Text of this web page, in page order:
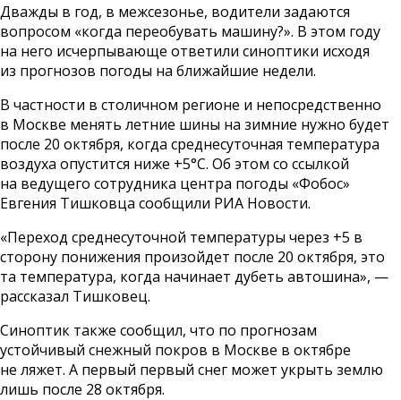
Дважды в год, в межсезонье, водители задаются
вопросом «когда переобувать машину?». В этом году
на него исчерпывающе ответили синоптики исходя
из прогнозов погоды на ближайшие недели.
В частности в столичном регионе и непосредственно
в Москве менять летние шины на зимние нужно будет
после 20 октября, когда среднесуточная температура
воздуха опустится ниже +5°С. Об этом со ссылкой
на ведущего сотрудника центра погоды «Фобос»
Евгения Тишковца сообщили РИА Новости.
«Переход среднесуточной температуры через +5 в
сторону понижения произойдет после 20 октября, это
та температура, когда начинает дубеть автошина», —
рассказал Тишковец.
Синоптик также сообщил, что по прогнозам
устойчивый снежный покров в Москве в октябре
не ляжет. А первый первый снег может укрыть землю
лишь после 28 октября.